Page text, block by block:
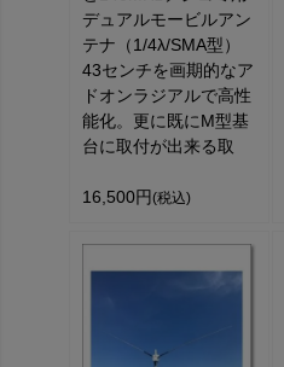
デュアルモービルアン
テナ（1/4λ/SMA型）
43センチを画期的なア
ドオンラジアルで高性
能化。更に既にM型基
台に取付が出来る取
16,500円 (税込)